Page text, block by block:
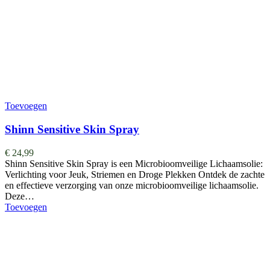
Toevoegen
Shinn Sensitive Skin Spray
€ 24,99
Shinn Sensitive Skin Spray is een Microbioomveilige Lichaamsolie:
Verlichting voor Jeuk, Striemen en Droge Plekken Ontdek de zachte
en effectieve verzorging van onze microbioomveilige lichaamsolie.
Deze…
Toevoegen